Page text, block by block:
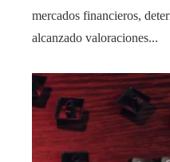
mercados financieros,
alcanzado valoraciones...